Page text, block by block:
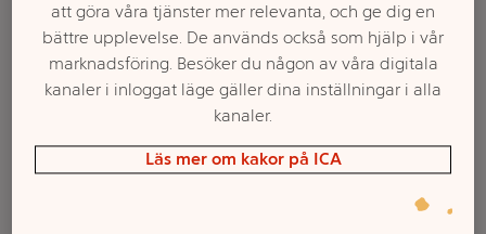
att göra våra tjänster mer relevanta, och ge dig en
bättre upplevelse. De används också som hjälp i vår
marknadsföring. Besöker du någon av våra digitala
kanaler i inloggat läge gäller dina inställningar i alla
kanaler.
Läs mer om kakor på ICA